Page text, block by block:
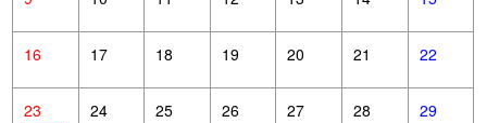
16 17 18 19 20 21 22
23
24 25 26 27 28 29